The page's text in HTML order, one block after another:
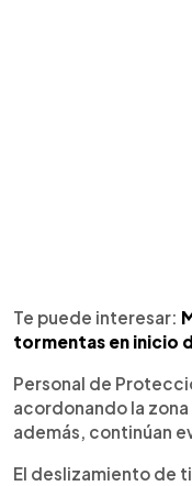
Te puede interesar:
tormentas en inicio
Personal de
acordonando la
además, continúan
El deslizamiento de